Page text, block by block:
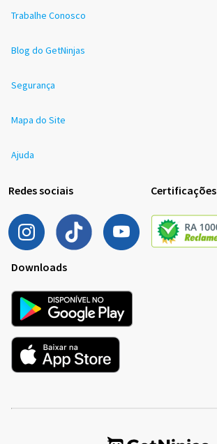
Trabalhe Conosco
Blog do GetNinjas
Segurança
Mapa do Site
Ajuda
Redes sociais Certificações
Downloads